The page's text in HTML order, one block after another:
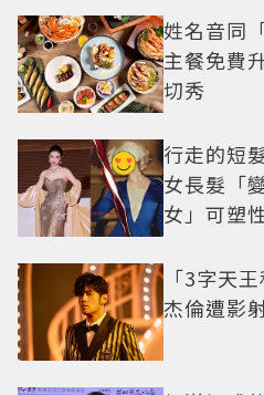
姓名音同
主餐免費
切秀
行走的短
女長髮「
女」可塑
「3字天
杰倫遭影